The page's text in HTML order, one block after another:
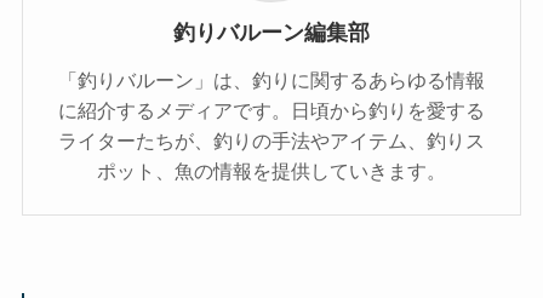
釣りバルーン編集部
「釣りバルーン」は、釣りに関するあらゆる情報
に紹介するメディアです。日頃から釣りを愛する
ライターたちが、釣りの手法やアイテム、釣りス
ポット、魚の情報を提供していきます。